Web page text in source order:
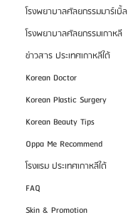
โรงพยาบาลศัลยกรรมมาร์เบิ้ล
โรงพยาบาลศัลยกรรมเกาหลี
ข่าวสาร ประเทศเกาหลีใต้
Korean Doctor
Korean Plastic Surgery
Korean Beauty Tips
Oppa Me Recommend
โรงแรม ประเทศเกาหลีใต้
FAQ
Skin & Promotion